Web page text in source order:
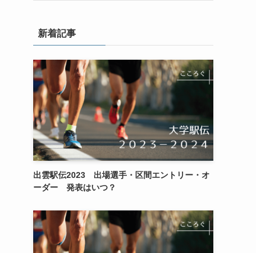
新着記事
出雲駅伝2023 出場選手・区間エントリー・オ
ーダー 発表はいつ？